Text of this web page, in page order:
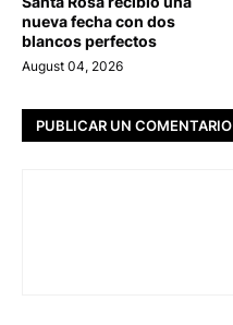
nueva fecha con dos
blancos perfectos
August 04, 2026
PUBLICAR UN COMENTARIO